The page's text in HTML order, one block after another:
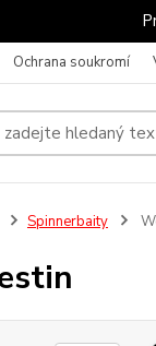
Ochrana soukromí
Spinnerbaity